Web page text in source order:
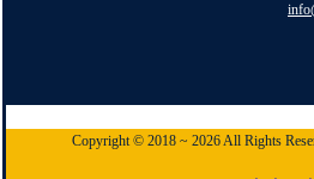
Copyright © 2018 ~ 2026 All Rights